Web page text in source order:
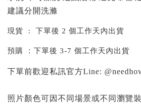
建議分開洗滌
現貨 : 下單後 2 個工作天內出貨
預購 ：下單後 3-7 個工作天內出貨
下單前歡迎私訊官方Line:
照片顏色可因不同場景或不同瀏覽